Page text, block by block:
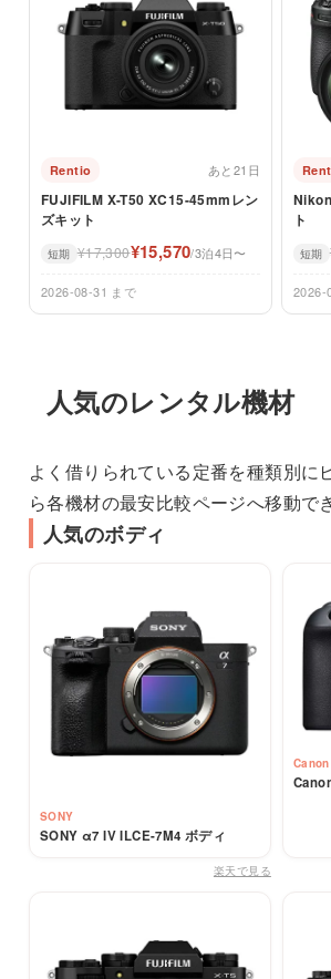
Rentio あと21日
FUJIFILM X-T50 XC15-45mmレン
ズキット
短期 ¥17,300¥15,570/3泊4日〜
2026-08-31 まで
ト
短期
2026-
人気のレンタル機材
よく借りられている定番を種類別に
ら各機材の最安比較ページへ移動で
人気のボディ
SONY
SONY α7 IV ILCE-7M4 ボディ
楽天で見る
Canon